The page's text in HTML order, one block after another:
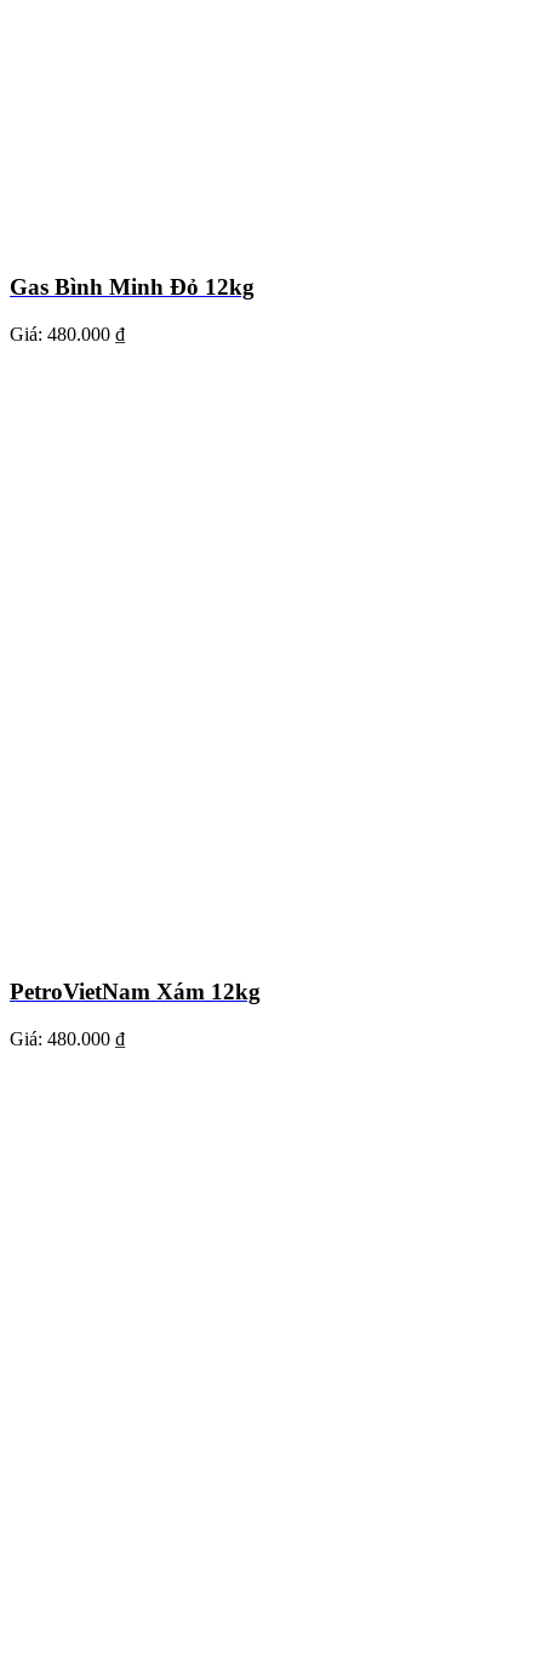
Gas Bình Minh Đỏ 12kg
Giá: 480.000 ₫
PetroVietNam Xám 12kg
Giá: 480.000 ₫